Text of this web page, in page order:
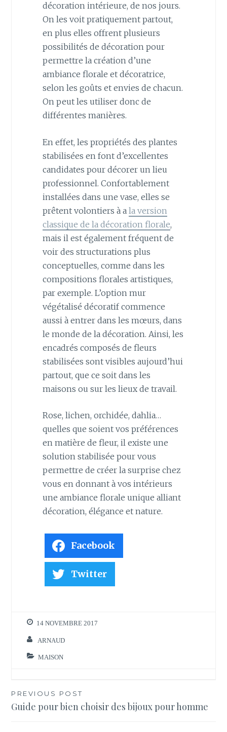
décoration intérieure, de nos jours.
On les voit pratiquement partout,
en plus elles offrent plusieurs
possibilités de décoration pour
permettre la création d’une
ambiance florale et décoratrice,
selon les goûts et envies de chacun.
On peut les utiliser donc de
différentes manières.
En effet, les propriétés des plantes
stabilisées en font d’excellentes
candidates pour décorer un lieu
professionnel. Confortablement
installées dans une vase, elles se
prêtent volontiers à a la version
classique de la décoration florale,
mais il est également fréquent de
voir des structurations plus
conceptuelles, comme dans les
compositions florales artistiques,
par exemple. L’option mur
végétalisé décoratif commence
aussi à entrer dans les mœurs, dans
le monde de la décoration. Ainsi, les
encadrés composés de fleurs
stabilisées sont visibles aujourd’hui
partout, que ce soit dans les
maisons ou sur les lieux de travail.
Rose, lichen, orchidée, dahlia…
quelles que soient vos préférences
en matière de fleur, il existe une
solution stabilisée pour vous
permettre de créer la surprise chez
vous en donnant à vos intérieurs
une ambiance florale unique alliant
décoration, élégance et nature.
Facebook
Twitter
14 NOVEMBRE 2017
ARNAUD
MAISON
Navigation
de
PREVIOUS POST
Guide pour bien choisir des bijoux pour homme